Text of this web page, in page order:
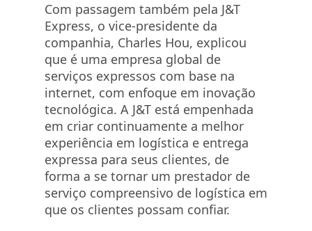
Com passagem também pela J&T
Express, o vice-presidente da
companhia, Charles Hou, explicou
que é uma empresa global de
serviços expressos com base na
internet, com enfoque em inovação
tecnológica. A J&T está empenhada
em criar continuamente a melhor
experiência em logística e entrega
expressa para seus clientes, de
forma a se tornar um prestador de
serviço compreensivo de logística em
que os clientes possam confiar.